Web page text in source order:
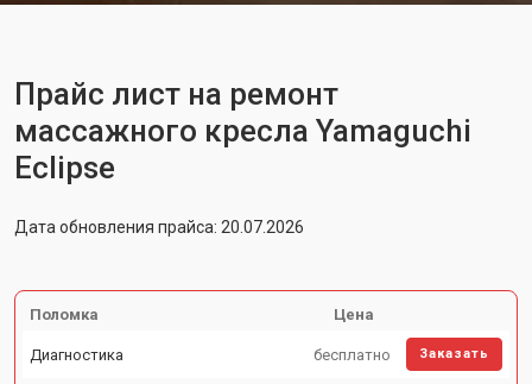
Прайс лист на ремонт
массажного кресла Yamaguchi
Eclipse
Дата обновления прайса: 20.07.2026
Поломка Цена
Диагностика бесплатно Заказать